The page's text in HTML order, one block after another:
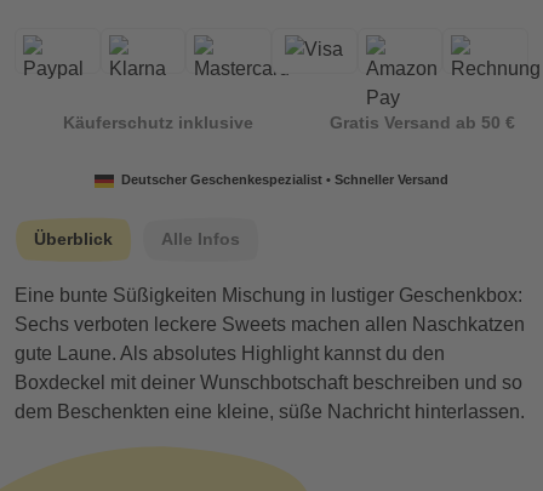
Käuferschutz inklusive Gratis Versand ab 50 €
Deutscher Geschenkespezialist • Schneller Versand
Überblick Alle Infos
Eine bunte Süßigkeiten Mischung in lustiger Geschenkbox:
Sechs verboten leckere Sweets machen allen Naschkatzen
gute Laune. Als absolutes Highlight kannst du den
Boxdeckel mit deiner Wunschbotschaft beschreiben und so
dem Beschenkten eine kleine, süße Nachricht hinterlassen.